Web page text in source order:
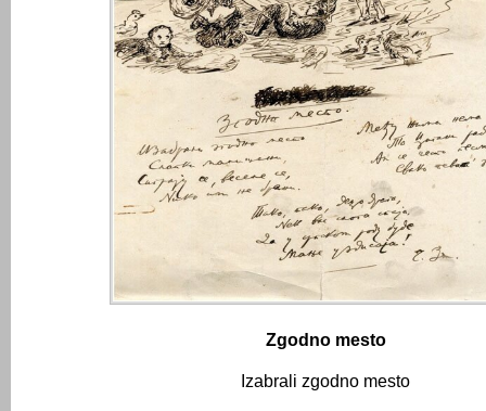
Zgodno mesto
Izabrali zgodno mesto